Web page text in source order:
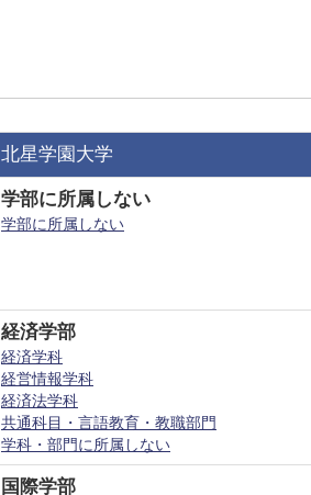
北星学園大学
学部に所属しない
学部に所属しない
経済学部
経済学科
経営情報学科
経済法学科
共通科目・言語教育・教職部門
学科・部門に所属しない
国際学部